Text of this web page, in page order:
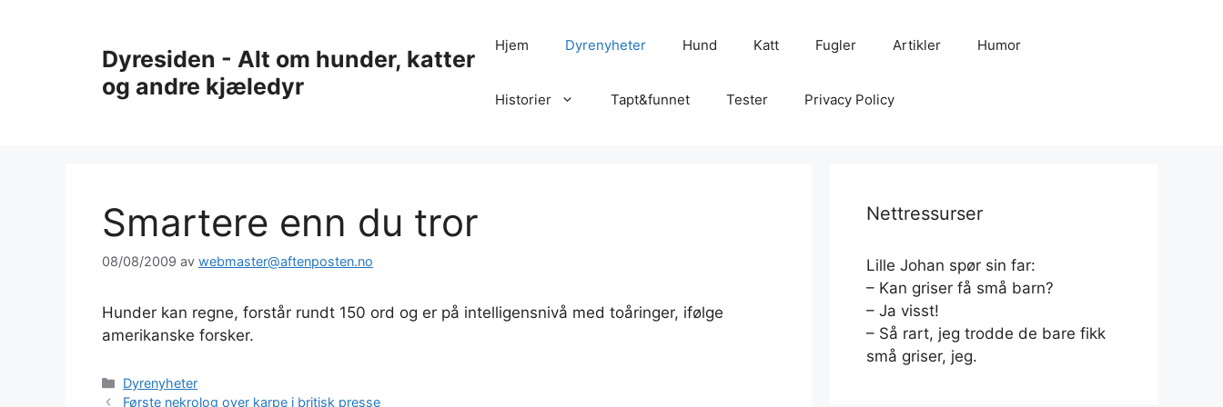
Dyresiden - Alt om hunder, katter
og andre kjæledyr
Hjem Dyrenyheter Hund Katt Fugler Artikler Humor
Historier Tapt&funnet Tester Privacy Policy
Smartere enn du tror
08/08/2009 av webmaster@aftenposten.no
Hunder kan regne, forstår rundt 150 ord og er på intelligensnivå med toåringer, ifølge
amerikanske forsker.
Kategorier
Dyrenyheter
Første nekrolog over karpe i britisk presse
Nettressurser
Lille Johan spør sin far:
– Kan griser få små barn?
– Ja visst!
– Så rart, jeg trodde de bare fikk
små griser, jeg.